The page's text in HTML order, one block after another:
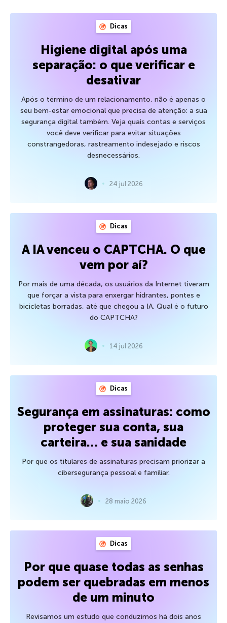
Dicas
Higiene digital após uma
separação: o que verificar e
desativar
Após o término de um relacionamento, não é apenas o
seu bem-estar emocional que precisa de atenção: a sua
segurança digital também. Veja quais contas e serviços
você deve verificar para evitar situações
constrangedoras, rastreamento indesejado e riscos
desnecessários.
24 jul 2026
Dicas
A IA venceu o CAPTCHA. O que
vem por aí?
Por mais de uma década, os usuários da Internet tiveram
que forçar a vista para enxergar hidrantes, pontes e
bicicletas borradas, até que chegou a IA. Qual é o futuro
do CAPTCHA?
14 jul 2026
Dicas
Segurança em assinaturas: como
proteger sua conta, sua
carteira… e sua sanidade
Por que os titulares de assinaturas precisam priorizar a
cibersegurança pessoal e familiar.
28 maio 2026
Dicas
Por que quase todas as senhas
podem ser quebradas em menos
de um minuto
Revisamos um estudo que conduzimos há dois anos